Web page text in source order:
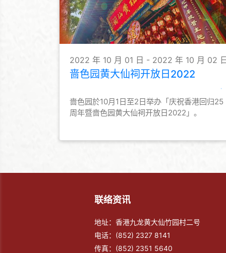
2022 年 10 月 01 日 - 2022 年 10 月 02
啬色园黄大仙祠开放日2022
啬色园於10月1日至2日举办「庆祝香港回归25
周年暨啬色园黄大仙祠开放日2022」。
联络资讯
地址：香港九龙黄大仙竹园村二号
电话： (852) 2327 8141
传真： (852) 2351 5640